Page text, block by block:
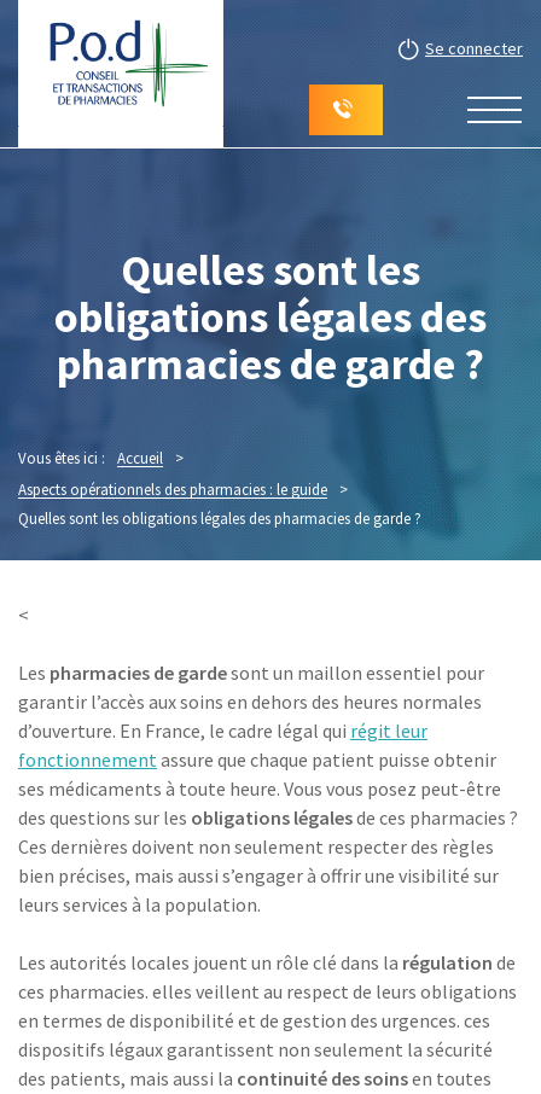
Se connecter
Quelles sont les
obligations légales des
pharmacies de garde ?
Vous êtes ici : Accueil
>
Aspects opérationnels des pharmacies : le guide
>
Quelles sont les obligations légales des pharmacies de garde ?
<
Les pharmacies de gardesont un maillon essentiel pour
garantir l’accès aux soins en dehors des heures normales
d’ouverture. En France, le cadre légal qui régit leur
fonctionnementassure que chaque patient puisse obtenir
ses médicaments à toute heure. Vous vous posez peut-être
des questions sur les obligations légalesde ces pharmacies ?
Ces dernières doivent non seulement respecter des règles
bien précises, mais aussi s’engager à offrir une visibilité sur
leurs services à la population.
Les autorités locales jouent un rôle clé dans la régulation de
ces pharmacies. elles veillent au respect de leurs obligations
en termes de disponibilité et de gestion des urgences. ces
dispositifs légaux garantissent non seulement la sécurité
des patients, mais aussi la continuité des soinsen toutes